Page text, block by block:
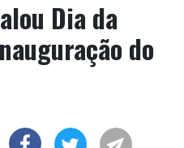
Dia da
do